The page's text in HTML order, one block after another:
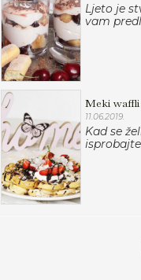
Ljeto je
vam
Meki waffli
11.06.2019.
Kad se